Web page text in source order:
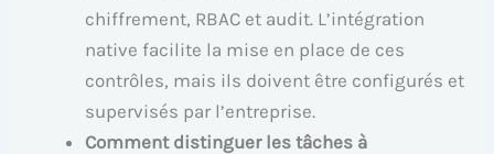
chiffrement, RBAC et audit. L’intégration
native facilite la mise en place de ces
contrôles, mais ils doivent être configurés et
supervisés par l’entreprise.
Comment distinguer les tâches à